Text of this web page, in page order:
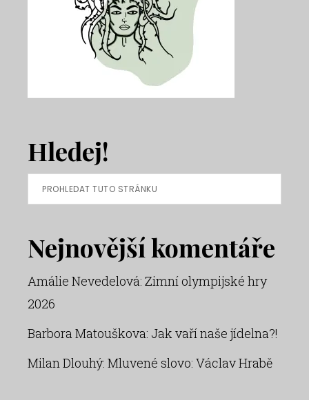
Hledej!
Prohledat
tuto
Nejnovější komentáře
Amálie Nevedelová: Zimní olympijské hry
2026
Barbora Matouškova: Jak vaří naše jídelna?!
Milan Dlouhý: Mluvené slovo: Václav Hrabě